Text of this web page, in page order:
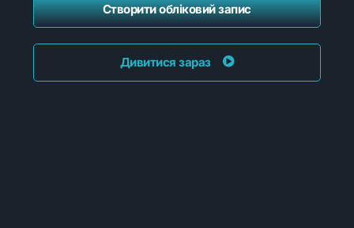
Створити обліковий запис
Дивитися зараз